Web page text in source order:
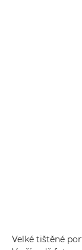
Velké tištěné